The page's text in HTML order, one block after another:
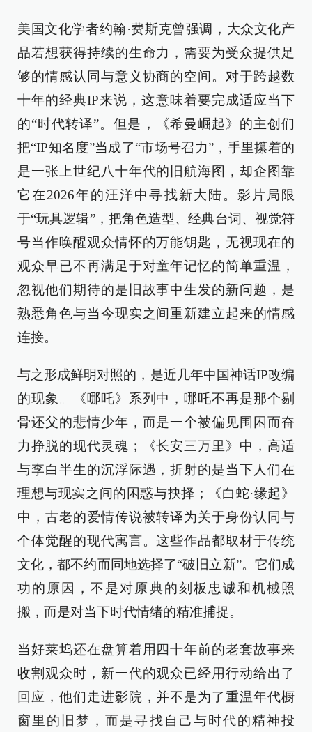
美国文化学者约翰·费斯克曾强调，大众文化产
品若想获得持续的生命力，需要为受众提供足
够的情感认同与意义协商的空间。对于跨越数
十年的经典IP来说，这意味着要完成适应当下
的“时代转译”。但是，《希曼崛起》的主创们
把“IP知名度”当成了“市场号召力”，手里攥着的
是一张上世纪八十年代的旧航海图，却企图靠
它在2026年的汪洋中寻找新大陆。影片局限
于“玩具逻辑”，把角色造型、经典台词、视觉符
号当作唤醒观众情怀的万能钥匙，无视现在的
观众早已不再满足于对童年记忆的简单重温，
忽视他们期待的是旧故事中生发的新问题，是
熟悉角色与当今现实之间重新建立起来的情感
连接。
与之形成鲜明对照的，是近几年中国神话IP改编
的现象。《哪吒》系列中，哪吒不再是那个剔
骨还父的悲情少年，而是一个被偏见围困而奋
力挣脱的现代灵魂；《长安三万里》中，高适
与李白半生的沉浮际遇，折射的是当下人们在
理想与现实之间的困惑与抉择；《白蛇·缘起》
中，古老的爱情传说被转译为关于身份认同与
个体觉醒的现代寓言。这些作品都取材于传统
文化，都不约而同地选择了“破旧立新”。它们成
功的原因，不是对原典的刻板忠诚和机械照
搬，而是对当下时代情绪的精准捕捉。
当好莱坞还在盘算着用四十年前的老套故事来
收割观众时，新一代的观众已经用行动给出了
回应，他们走进影院，并不是为了重温年代橱
窗里的旧梦，而是寻找自己与时代的精神投